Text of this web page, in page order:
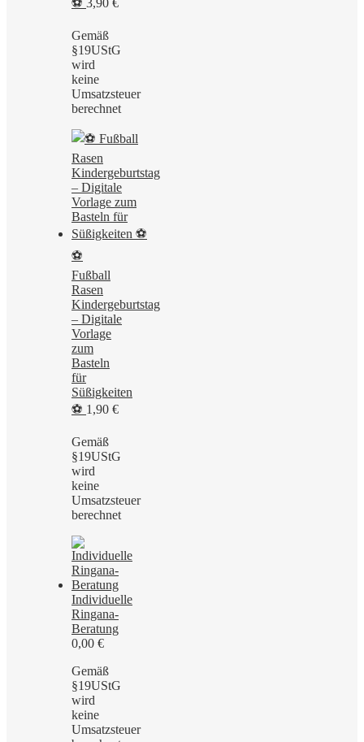
⚽ 3,90 €
Gemäß
§19UStG
wird
keine
Umsatzsteuer
berechnet
⚽
Fußball
Rasen
Kindergeburtstag
– Digitale
Vorlage
zum
Basteln
für
Süßigkeiten
⚽ 1,90 €
Gemäß
§19UStG
wird
keine
Umsatzsteuer
berechnet
Individuelle
Ringana-
Beratung
0,00 €
Gemäß
§19UStG
wird
keine
Umsatzsteuer